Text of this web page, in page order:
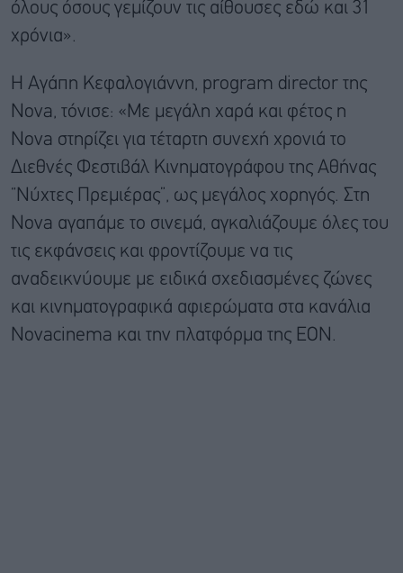
όλους όσους γεμίζουν τις αίθουσες εδώ και 31
χρόνια».
Η Αγάπη Κεφαλογιάννη, program director της
Nova, τόνισε: «Με μεγάλη χαρά και φέτος η
Nova στηρίζει για τέταρτη συνεχή χρονιά το
Διεθνές Φεστιβάλ Κινηματογράφου της Αθήνας
“Νύχτες Πρεμιέρας”, ως μεγάλος χορηγός. Στη
Nova αγαπάμε το σινεμά, αγκαλιάζουμε όλες του
τις εκφάνσεις και φροντίζουμε να τις
αναδεικνύουμε με ειδικά σχεδιασμένες ζώνες
και κινηματογραφικά αφιερώματα στα κανάλια
Novacinema και την πλατφόρμα της ΕΟΝ.